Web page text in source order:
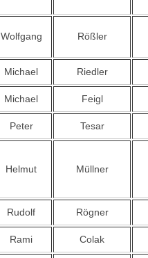
Wolfgang Rößler
Michael Riedler
Michael Feigl
Peter Tesar
Helmut Müllner
Rudolf Rögner
Rami Colak